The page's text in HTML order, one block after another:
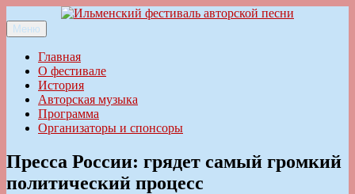
к
содержимому
Ильменский фестиваль авторской песни
Меню
Главная
О фестивале
История
Авторская музыка
Программа
Организаторы и спонсоры
Пресса России: грядет самый громкий
политический процесс